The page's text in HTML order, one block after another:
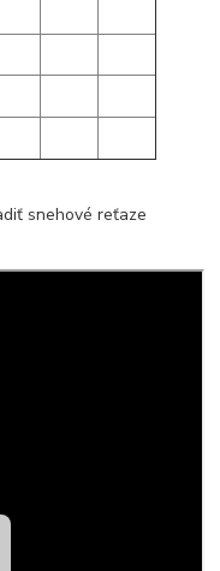
snehové reťaze